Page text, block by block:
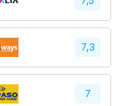
7,3
7